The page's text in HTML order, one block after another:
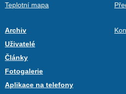
Teplotní mapa
Archiv
Uživatelé
Články
Fotogalerie
Aplikace na telefony